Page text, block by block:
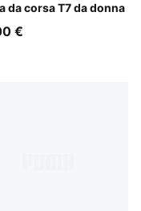
da corsa T7 da donna
Black
€